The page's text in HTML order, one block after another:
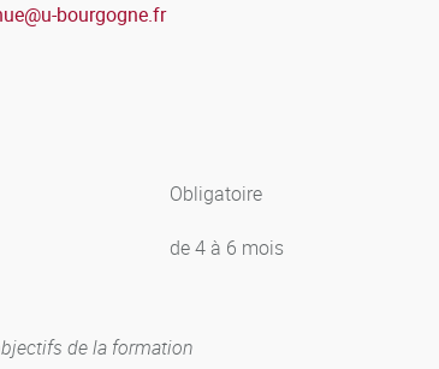
@u-bourgogne.fr
Obligatoire
de 4 à 6 mois
de la formation